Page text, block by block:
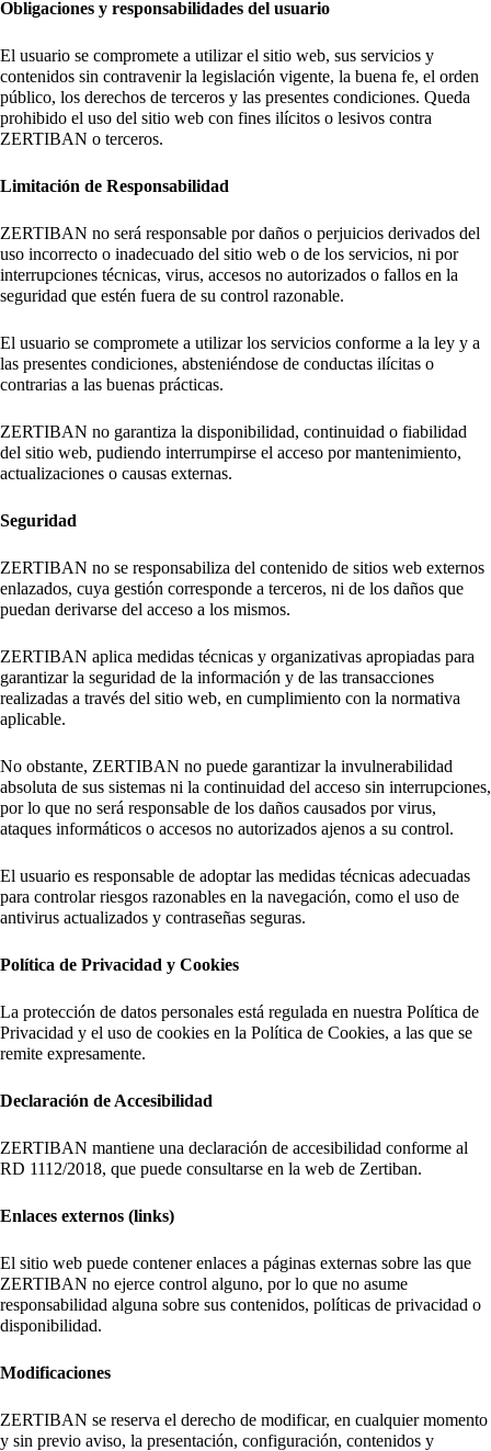
Obligaciones y responsabilidades del usuario
El usuario se compromete a utilizar el sitio web, sus servicios y
contenidos sin contravenir la legislación vigente, la buena fe, el orden
público, los derechos de terceros y las presentes condiciones. Queda
prohibido el uso del sitio web con fines ilícitos o lesivos contra
ZERTIBAN o terceros.
Limitación de Responsabilidad
ZERTIBAN no será responsable por daños o perjuicios derivados del
uso incorrecto o inadecuado del sitio web o de los servicios, ni por
interrupciones técnicas, virus, accesos no autorizados o fallos en la
seguridad que estén fuera de su control razonable.
El usuario se compromete a utilizar los servicios conforme a la ley y a
las presentes condiciones, absteniéndose de conductas ilícitas o
contrarias a las buenas prácticas.
ZERTIBAN no garantiza la disponibilidad, continuidad o fiabilidad
del sitio web, pudiendo interrumpirse el acceso por mantenimiento,
actualizaciones o causas externas.
Seguridad
ZERTIBAN no se responsabiliza del contenido de sitios web externos
enlazados, cuya gestión corresponde a terceros, ni de los daños que
puedan derivarse del acceso a los mismos.
ZERTIBAN aplica medidas técnicas y organizativas apropiadas para
garantizar la seguridad de la información y de las transacciones
realizadas a través del sitio web, en cumplimiento con la normativa
aplicable.
No obstante, ZERTIBAN no puede garantizar la invulnerabilidad
absoluta de sus sistemas ni la continuidad del acceso sin interrupciones,
por lo que no será responsable de los daños causados por virus,
ataques informáticos o accesos no autorizados ajenos a su control.
El usuario es responsable de adoptar las medidas técnicas adecuadas
para controlar riesgos razonables en la navegación, como el uso de
antivirus actualizados y contraseñas seguras.
Política de Privacidad y Cookies
La protección de datos personales está regulada en nuestra Política de
Privacidad y el uso de cookies en la Política de Cookies, a las que se
remite expresamente.
Declaración de Accesibilidad
ZERTIBAN mantiene una declaración de accesibilidad conforme al
RD 1112/2018, que puede consultarse en la web de Zertiban.
Enlaces externos (links)
El sitio web puede contener enlaces a páginas externas sobre las que
ZERTIBAN no ejerce control alguno, por lo que no asume
responsabilidad alguna sobre sus contenidos, políticas de privacidad o
disponibilidad.
Modificaciones
ZERTIBAN se reserva el derecho de modificar, en cualquier momento
y sin previo aviso, la presentación, configuración, contenidos y